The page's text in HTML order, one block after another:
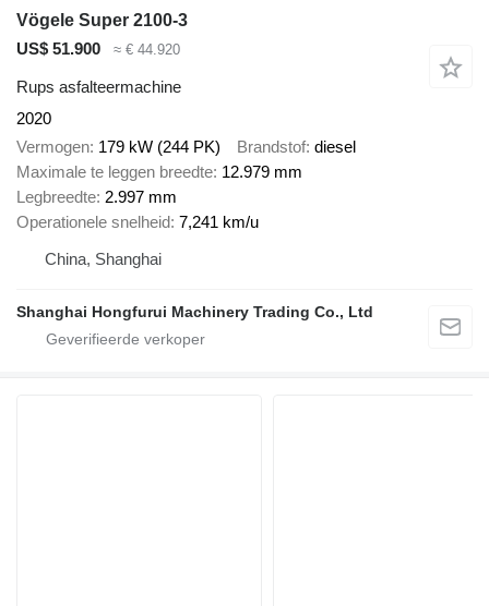
Vögele Super 2100-3
US$ 51.900
≈ € 44.920
Rups asfalteermachine
2020
Vermogen 179 kW (244 PK) Brandstof diesel
Maximale te leggen breedte 12.979 mm
Legbreedte 2.997 mm
Operationele snelheid 7,241 km/u
China, Shanghai
Shanghai Hongfurui Machinery Trading Co., Ltd